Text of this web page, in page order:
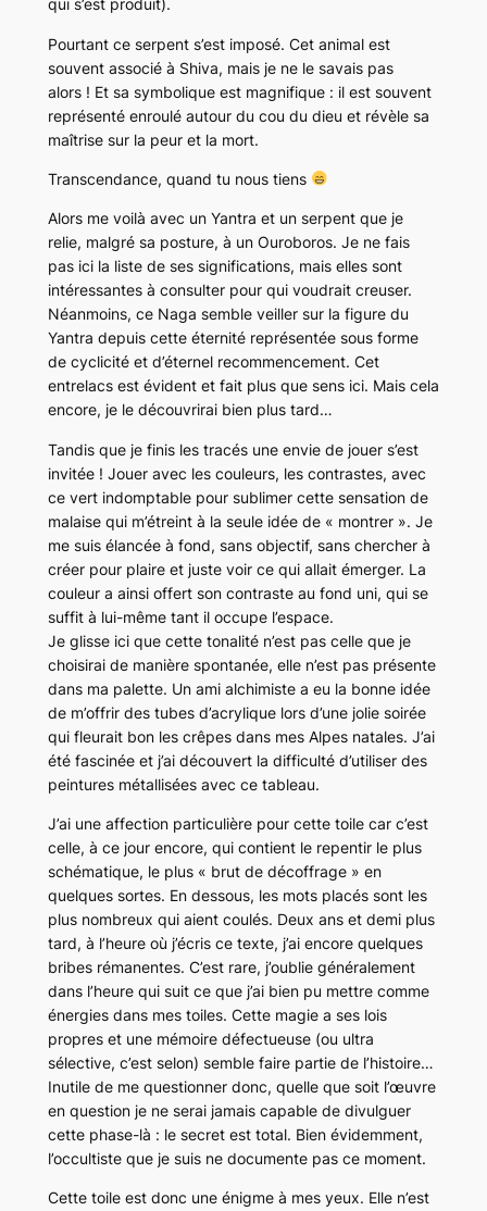
qui s’est produit).
Pourtant ce serpent s’est imposé. Cet animal est
souvent associé à Shiva, mais je ne le savais pas
alors ! Et sa symbolique est magnifique : il est souvent
représenté enroulé autour du cou du dieu et révèle sa
maîtrise sur la peur et la mort.
Transcendance, quand tu nous tiens
Alors me voilà avec un Yantra et un serpent que je
relie, malgré sa posture, à un Ouroboros. Je ne fais
pas ici la liste de ses significations, mais elles sont
intéressantes à consulter pour qui voudrait creuser.
Néanmoins, ce Naga semble veiller sur la figure du
Yantra depuis cette éternité représentée sous forme
de cyclicité et d’éternel recommencement. Cet
entrelacs est évident et fait plus que sens ici. Mais cela
encore, je le découvrirai bien plus tard…
Tandis que je finis les tracés une envie de jouer s’est
invitée ! Jouer avec les couleurs, les contrastes, avec
ce vert indomptable pour sublimer cette sensation de
malaise qui m’étreint à la seule idée de « montrer ». Je
me suis élancée à fond, sans objectif, sans chercher à
créer pour plaire et juste voir ce qui allait émerger. La
couleur a ainsi offert son contraste au fond uni, qui se
suffit à lui-même tant il occupe l’espace.
Je glisse ici que cette tonalité n’est pas celle que je
choisirai de manière spontanée, elle n’est pas présente
dans ma palette. Un ami alchimiste a eu la bonne idée
de m’offrir des tubes d’acrylique lors d’une jolie soirée
qui fleurait bon les crêpes dans mes Alpes natales. J’ai
été fascinée et j’ai découvert la difficulté d’utiliser des
peintures métallisées avec ce tableau.
J’ai une affection particulière pour cette toile car c’est
celle, à ce jour encore, qui contient le repentir le plus
schématique, le plus « brut de décoffrage » en
quelques sortes. En dessous, les mots placés sont les
plus nombreux qui aient coulés. Deux ans et demi plus
tard, à l’heure où j’écris ce texte, j’ai encore quelques
bribes rémanentes. C’est rare, j’oublie généralement
dans l’heure qui suit ce que j’ai bien pu mettre comme
énergies dans mes toiles. Cette magie a ses lois
propres et une mémoire défectueuse (ou ultra
sélective, c’est selon) semble faire partie de l’histoire…
Inutile de me questionner donc, quelle que soit l’œuvre
en question je ne serai jamais capable de divulguer
cette phase-là : le secret est total. Bien évidemment,
l’occultiste que je suis ne documente pas ce moment.
Cette toile est donc une énigme à mes yeux. Elle n’est